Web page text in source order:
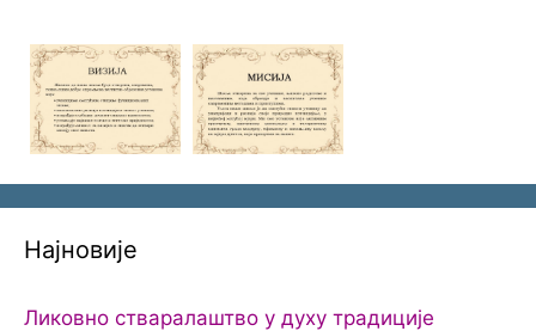
Најновије
Ликовно стваралаштво у духу традиције